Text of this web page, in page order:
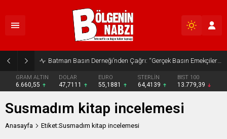
Batman Basın Derneği’nden Çağrı: “Gerçek Basın Emekçileri Desteklenmeli”
GRAM ALTIN
6.660,55
DOLAR
47,7111
EURO
55,1881
STERLİN
64,4139
BIST 100
13.779,39
Susmadım kitap incelemesi
Anasayfa Etiket:Susmadım kitap incelemesi